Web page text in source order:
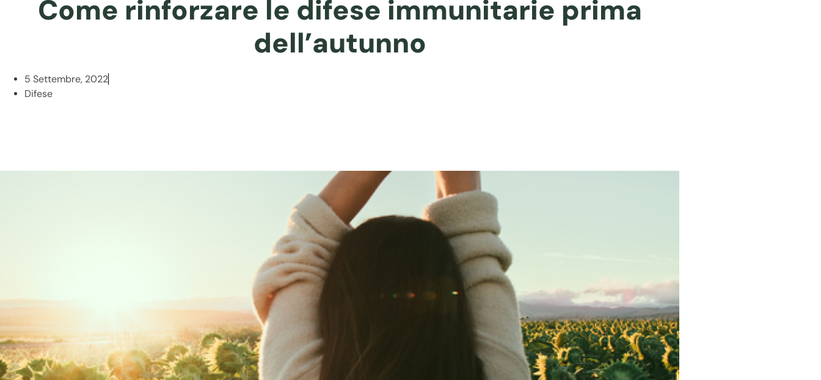
Come rinforzare le difese immunitarie prima
dell’autunno
5 Settembre, 2022
Difese